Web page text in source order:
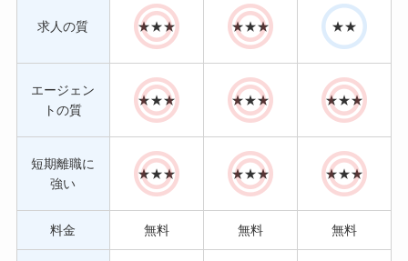
求人の質 ★★★ ★★★ ★★
エージェン
トの質
★★★ ★★★ ★★★
短期離職に
強い
★★★ ★★★ ★★★
料金 無料 無料 無料